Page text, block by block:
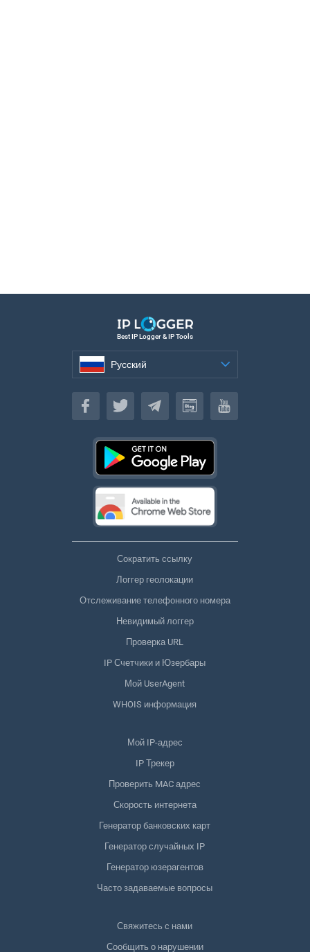
Best IP Logger & IP Tools
Русский
Русский
Сократить ссылку
Логгер геолокации
Отслеживание телефонного номера
Невидимый логгер
Проверка URL
IP Счетчики и Юзербары
Мой UserAgent
WHOIS информация
Мой IP-адрес
IP Трекер
Проверить MAC адрес
Скорость интернета
Генератор банковских карт
Генератор случайных IP
Генератор юзерагентов
Часто задаваемые вопросы
Свяжитесь с нами
Сообщить о нарушении